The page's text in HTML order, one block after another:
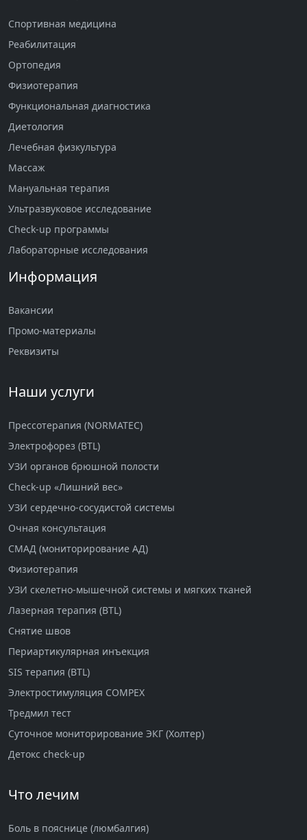
Спортивная медицина
Реабилитация
Ортопедия
Физиотерапия
Функциональная диагностика
Диетология
Лечебная физкультура
Массаж
Мануальная терапия
Ультразвуковое исследование
Check-up программы
Лабораторные исследования
Информация
Вакансии
Промо-материалы
Реквизиты
Наши услуги
Прессотерапия (NORMATEC)
Электрофорез (BTL)
УЗИ органов брюшной полости
Check-up «Лишний вес»
УЗИ сердечно-сосудистой системы
Очная консультация
СМАД (мониторирование АД)
Физиотерапия
УЗИ скелетно-мышечной системы и мягких тканей
Лазерная терапия (BTL)
Снятие швов
Периартикулярная инъекция
SIS терапия (BTL)
Электростимуляция COMPEX
Тредмил тест
Суточное мониторирование ЭКГ (Холтер)
Детокс check-up
Что лечим
Боль в пояснице (люмбалгия)